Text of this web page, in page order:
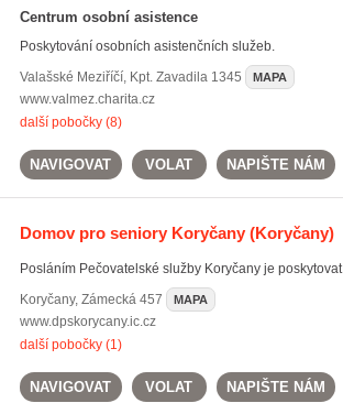
Centrum osobní asistence
Poskytování osobních asistenčních služeb.
Valašské Meziříčí, Kpt. Zavadila 1345 MAPA
www.valmez.charita.cz
další pobočky (8)
NAVIGOVAT VOLAT NAPIŠTE NÁM
Domov pro seniory Koryčany(Koryčany)
Posláním Pečovatelské služby Koryčany je
Koryčany, Zámecká 457 MAPA
www.dpskorycany.ic.cz
další pobočky (1)
NAVIGOVAT VOLAT NAPIŠTE NÁM